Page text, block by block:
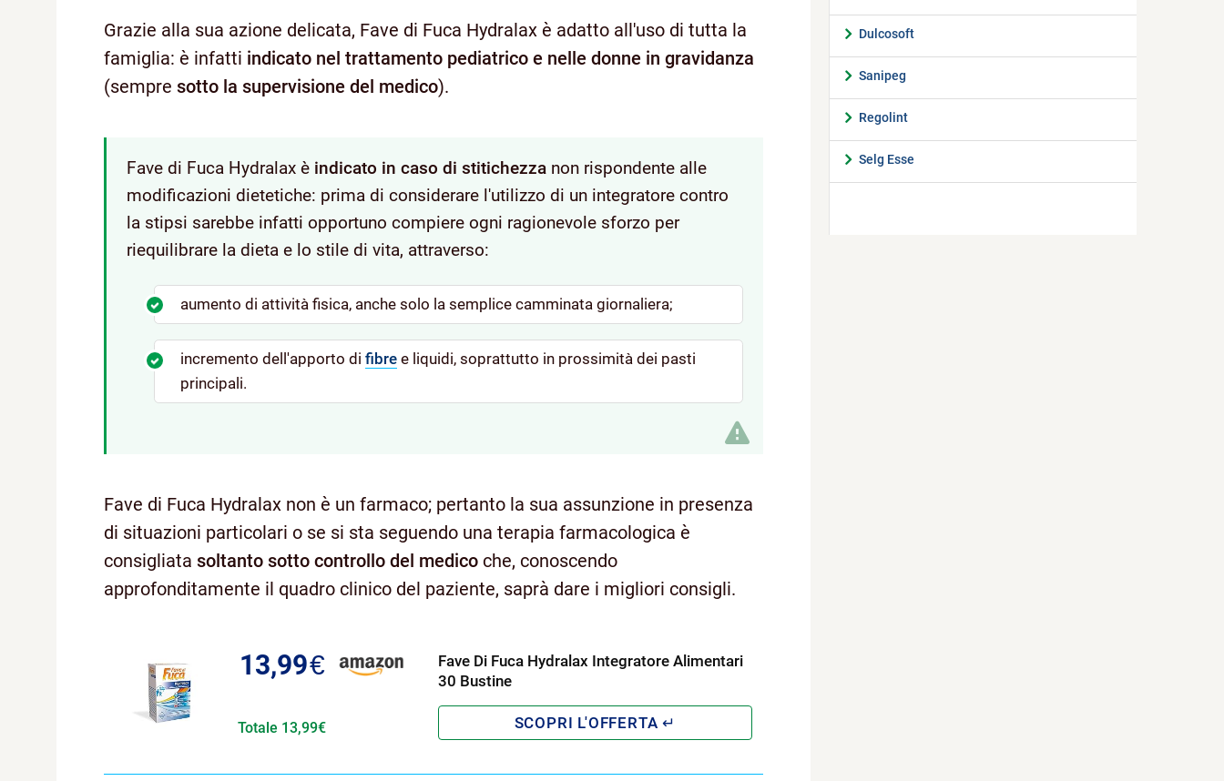
Grazie alla sua azione delicata, Fave di Fuca Hydralax è adatto all'uso di tutta la
famiglia: è infatti indicato nel trattamento pediatrico e nelle donne in gravidanza
(sempre sotto la supervisione del medico).
Fave di Fuca Hydralax è indicato in caso di stitichezzanon rispondente alle
modificazioni dietetiche: prima di considerare l'utilizzo di un integratore contro
la stipsi sarebbe infatti opportuno compiere ogni ragionevole sforzo per
riequilibrare la dieta e lo stile di vita, attraverso:
aumento di attività fisica, anche solo la semplice camminata giornaliera;
incremento dell'apporto difibre e liquidi, soprattutto in prossimità dei pasti
principali.
Fave di Fuca Hydralax non è un farmaco; pertanto la sua assunzione in presenza
di situazioni particolari o se si sta seguendo una terapia farmacologica è
consigliata soltanto sotto controllo del medico che, conoscendo
approfonditamente il quadro clinico del paziente, saprà dare i migliori consigli.
13,99€
Totale 13,99€
Fave Di Fuca Hydralax Integratore Alimentari
30 Bustine
Dulcosoft
Sanipeg
Regolint
Selg Esse